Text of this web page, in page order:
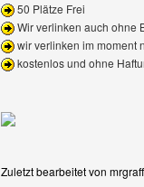
50 Plätze Frei
Wir verlinken auch ohne
wir verlinken im moment
kostenlos und ohne
Zuletzt bearbeitet von